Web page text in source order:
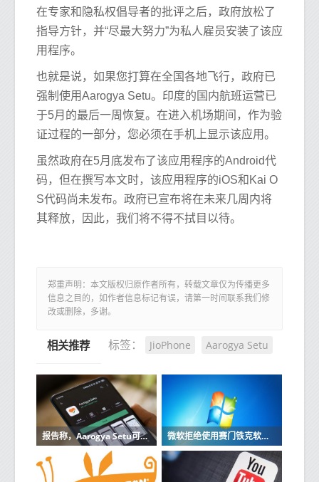
在专家和隐私权倡导者的批评之后，政府放松了
指导方针，并“尽最大努力”为私人雇员安装了该应
用程序。
也就是说，如果您打算在全国各地飞行，政府已
强制使用Aarogya Setu。印度的国内航班运营已
于5月的最后一周恢复。在进入机场期间，作为验
证过程的一部分，您必须在手机上显示该应用。
虽然政府在5月底发布了该应用程序的Android代
码，但在撰写本文时，该应用程序的iOS和Kai O
S代码尚未发布。政府已宣布将在未来几周内将
其释放，因此，我们将不得不拭目以待。
郑重声明：本文版权归原作者所有，转载文章仅为传播更多
信息之目的，如作者信息标记有误，请第一时间联系我们修
改或删除，多谢。
标签： JioPhone Aarogya Setu
相关推荐
报告称，Aarogya Setu可能成为印度新手机的强制性产品 微软拒绝使用赛门铁克软件的机器进行更新